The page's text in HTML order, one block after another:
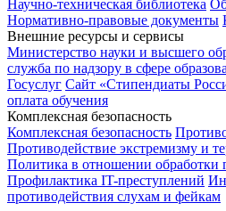
Научно-техническая библиотека
Нормативно-правовые документы
Внешние ресурсы и сервисы
Министерство науки и высшего
служба по надзору в сфере
Госуслуг Сайт «Стипендиаты
оплата обучения
Комплексная безопасность
Комплексная безопасность
Противодействие экстремизму и
Политика в отношении обработки
Профилактика IT-преступлений
противодействия слухам и фейкам